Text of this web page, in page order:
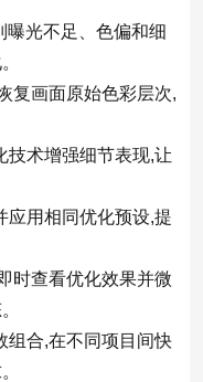
曝光不足、色偏和细
复画面原始色彩层次,
技术增强细节表现,让
应用相同优化预设,提
时查看优化效果并微
组合,在不同项目间快